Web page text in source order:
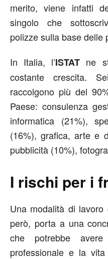
merito, viene infatti
singolo che
polizze sulla base delle
In Italia, l’ISTAT ne
costante crescita.
raccolgono più del
Paese: consulenza
informatica (21%),
(16%), grafica, arte e
pubblicità (10%),
I rischi per i
Una modalità di
però, porta a una
che potrebbe
professionale e la